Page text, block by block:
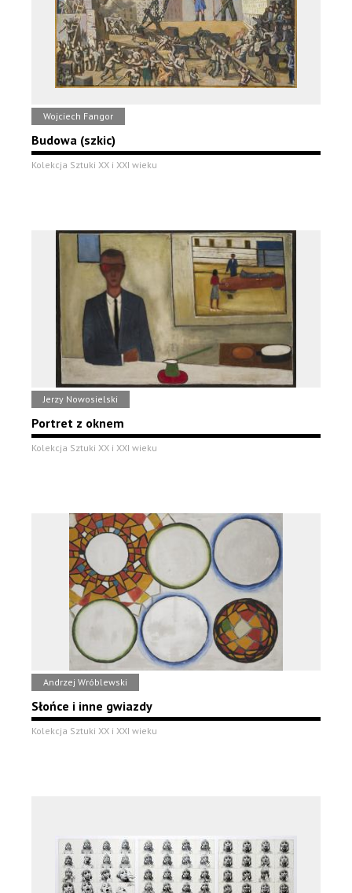
Wojciech Fangor
Budowa (szkic)
Kolekcja Sztuki XX i XXI wieku
Jerzy Nowosielski
Portret z oknem
Kolekcja Sztuki XX i XXI wieku
Andrzej Wróblewski
Słońce i inne gwiazdy
Kolekcja Sztuki XX i XXI wieku